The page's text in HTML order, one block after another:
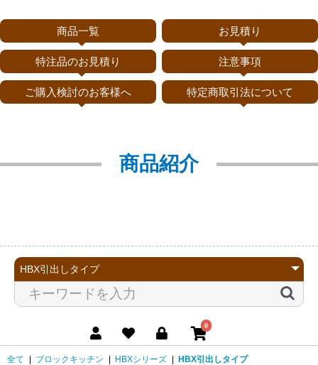
商品一覧 お見積り
特注品のお見積り 注意事項
ご購入検討のお客様へ 特定商取引法について
商品紹介
0
全て ブロックキッチン HBXシリーズ HBX引出しタイプ